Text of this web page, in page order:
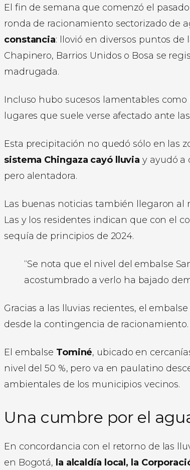
El fin de semana que comenzó el
ronda de racionamiento sectorizado de
constancia: llovió en diversos puntos
Chapinero, Barrios Unidos o Bosa se
madrugada.
Incluso hubo sucesos lamentables
lugares que suele verse afectado ante
Esta precipitación no quedó sólo en las
sistema Chingaza cayó lluvia y ayudó a
pero alentadora.
Las buenas noticias también llegaron al
Las y los residentes indican que con el
sequía de principios de 2024.
“Se nota que el nivel del embalse
acostumbrado a verlo ha bajado
Gracias a las lluvias recientes, el
desde la contingencia de
El embalse Tominé, ubicado en
nivel del 50 %, pero va en paulatino
ambientales de los municipios vecinos.
Una cumbre por el
En concordancia con el retorno de las
en Bogotá, la alcaldía local, la